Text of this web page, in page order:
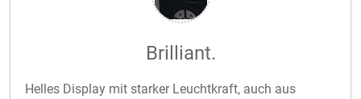
Brilliant.
Helles Display mit starker Leuchtkraft, auch aus